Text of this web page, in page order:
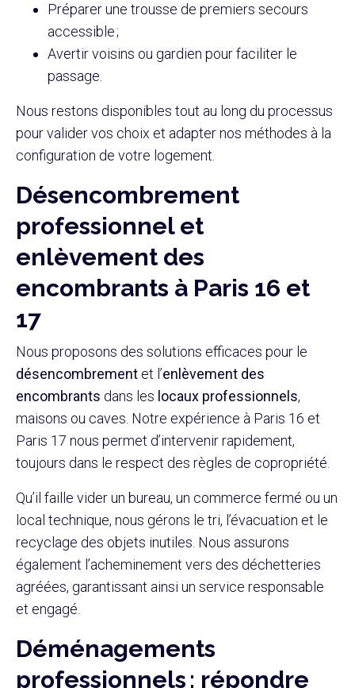
Préparer une trousse de premiers secours
accessible ;
Avertir voisins ou gardien pour faciliter le
passage.
Nous restons disponibles tout au long du processus
pour valider vos choix et adapter nos méthodes à la
configuration de votre logement.
Désencombrement
professionnel et
enlèvement des
encombrants à Paris 16 et
17
Nous proposons des solutions efficaces pour le
désencombrement et l’enlèvement des
encombrants dans les locaux professionnels,
maisons ou caves. Notre expérience à Paris 16 et
Paris 17 nous permet d’intervenir rapidement,
toujours dans le respect des règles de copropriété.
Qu’il faille vider un bureau, un commerce fermé ou un
local technique, nous gérons le tri, l’évacuation et le
recyclage des objets inutiles. Nous assurons
également l’acheminement vers des déchetteries
agréées, garantissant ainsi un service responsable
et engagé.
Déménagements
professionnels : répondre